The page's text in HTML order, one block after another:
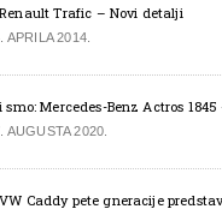
Trafic – Novi detalji
2014.
smo: Mercedes-Benz Actros
2020.
Caddy pete gneracije